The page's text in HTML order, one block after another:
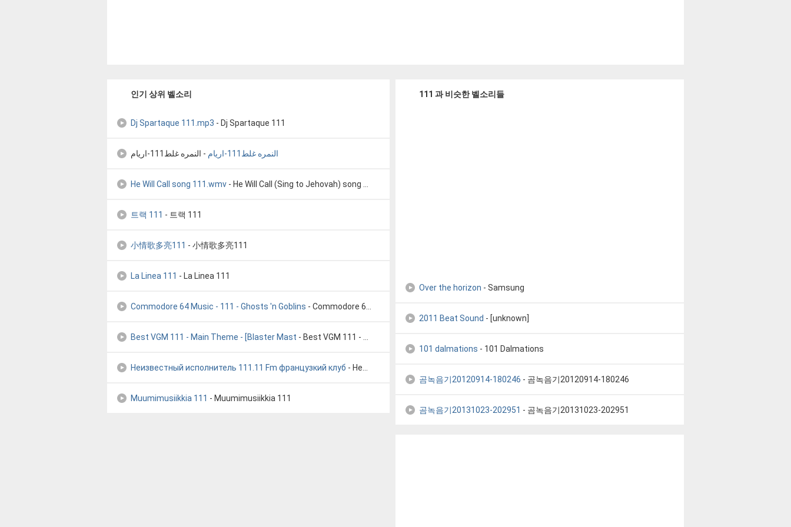
인기 상위 벨소리
Dj Spartaque 111.mp3 - Dj Spartaque 111
النمره غلط111-اريام - النمره غلط111-اريام
He Will Call song 111.wmv - He Will Call (Sing to Jehovah) song 111.wmv
트랙 111 - 트랙 111
小情歌多亮111 - 小情歌多亮111
La Linea 111 - La Linea 111
Commodore 64 Music - 111 - Ghosts 'n Goblins - Commodore 64 Music - 111 - Ghosts 'n Goblins
Best VGM 111 - Main Theme - [Blaster Mast - Best VGM 111 - Main Theme (Level 1 - Forest) - [Blaster Mast
Неизвестный исполнитель 111.11 Fm французкий клуб - Неизвестный исполнитель 111.11 Fm французкий клуб
Muumimusiikkia 111 - Muumimusiikkia 111
111 과 비슷한 벨소리들
Over the horizon - Samsung
2011 Beat Sound - [unknown]
101 dalmations - 101 Dalmations
곰녹음기20120914-180246 - 곰녹음기20120914-180246
곰녹음기20131023-202951 - 곰녹음기20131023-202951